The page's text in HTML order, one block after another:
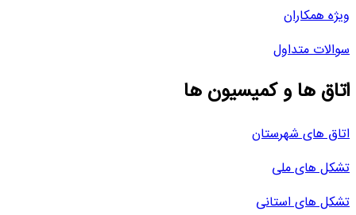
ویژه همکاران
سوالات متداول
اتاق ها و کمیسیون ها
اتاق های شهرستان
تشکل های ملی
تشکل های استانی